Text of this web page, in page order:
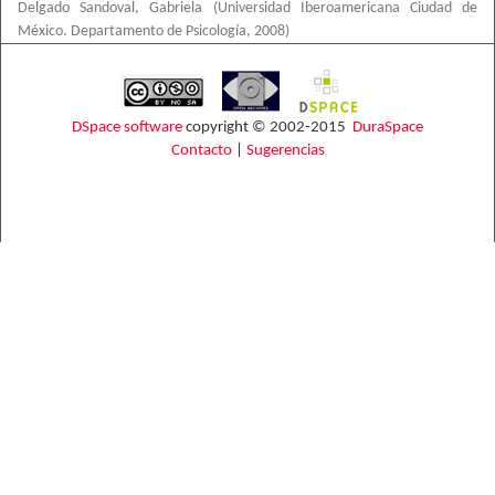
Delgado Sandoval, Gabriela (Universidad Iberoamericana Ciudad de
México. Departamento de Psicología, 2008)
DSpace software copyright © 2002-2015 DuraSpace
Contacto| Sugerencias